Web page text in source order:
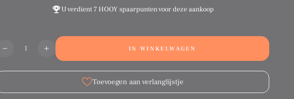
U verdient7 HOOY spaarpuntenvoor deze aankoop
Aantal
Translation
nl.products.product.quantity.decrease
Translation
missing:
nl.products.product.quantity.increase
IN WINKELWAGEN
Toevoegen aan verlanglijstje